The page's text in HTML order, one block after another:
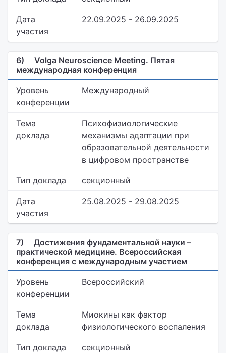
Дата
участия
22.09.2025 - 26.09.2025
6)
Volga Neuroscience Meeting. Пятая
международная конференция
Уровень
конференции
Международный
Тема
доклада
Психофизиологические
механизмы адаптации при
образовательной деятельности
в цифровом пространстве
Тип доклада секционный
Дата
участия
25.08.2025 - 29.08.2025
7)
Достижения фундаментальной науки –
практической медицине. Всероссийская
конференция с международным участием
Уровень
конференции
Всероссийский
Тема
доклада
Миокины как фактор
физиологического воспаления
Тип доклада секционный